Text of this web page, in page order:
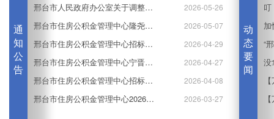
通
知
公
告
邢台市人民政府办公室关于调整作息时间的通知 2026-05-26
邢台市住房公积金管理中心隆尧县管理部搬迁的公告 2026-05-07
邢台市住房公积金管理中心招标代理机构遴选项目中标公告 2026-04-29
邢台市住房公积金管理中心宁晋县管理部搬迁的公告 2026-04-27
邢台市住房公积金管理中心招标代理机构遴选二次公告 2026-04-08
邢台市住房公积金管理中心2026年政府采购及自行采购项目招标代理机构遴选废标公告 2026-03-27
动
态
要
闻
“